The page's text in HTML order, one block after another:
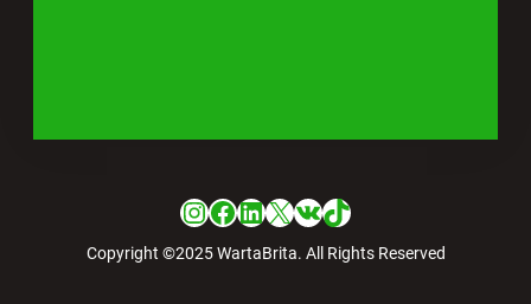
Instagram
Facebook
LinkedIn
X VKTikTok
Copyright ©2025 WartaBrita. All Rights Reserved